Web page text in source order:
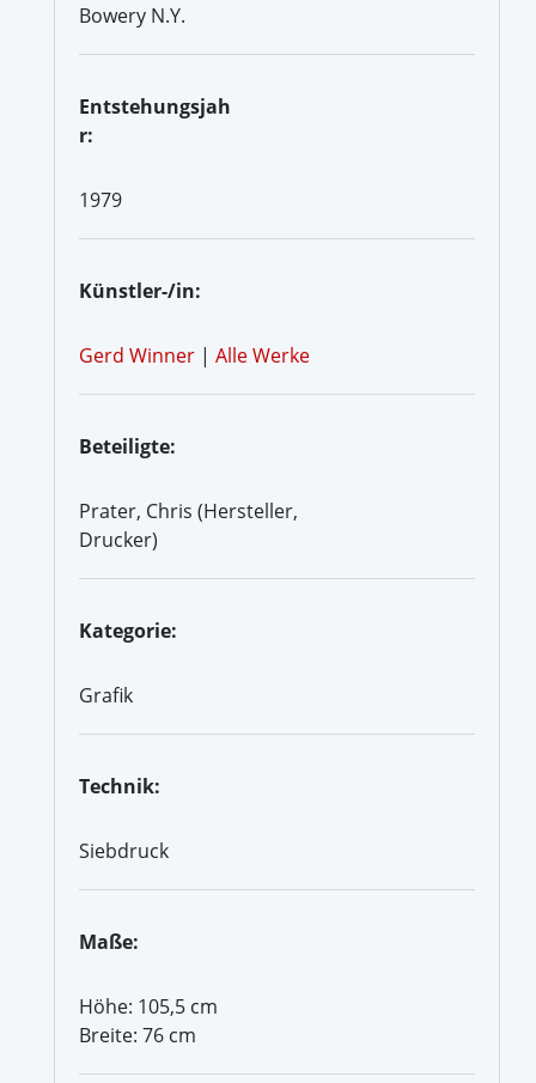
Bowery N.Y.
Entstehungsjah
r:
1979
Künstler-/in:
Gerd Winner | Alle Werke
Beteiligte:
Prater, Chris (Hersteller,
Drucker)
Kategorie:
Grafik
Technik:
Siebdruck
Maße:
Höhe: 105,5 cm
Breite: 76 cm